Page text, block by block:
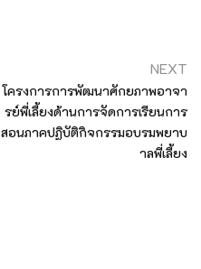
NEXT
โครงการการพัฒนาศักยภาพอาจา
รย์พี่เลี้ยงด้านการจัดการเรียนการ
สอนภาคปฏิบัติกิจกรรมอบรมพยาบ
าลพี่เลี้ยง